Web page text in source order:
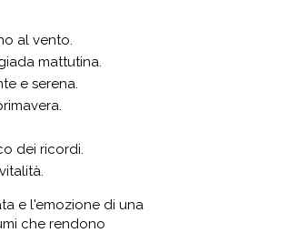
al vento.
mattutina.
e serena.
dei ricordi.
e l'emozione di una
che rendono